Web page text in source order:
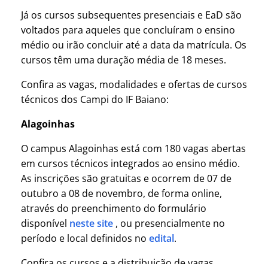
Já os cursos subsequentes presenciais e EaD são
voltados para aqueles que concluíram o ensino
médio ou irão concluir até a data da matrícula. Os
cursos têm uma duração média de 18 meses.
Confira as vagas, modalidades e ofertas de cursos
técnicos dos Campi do IF Baiano:
Alagoinhas
O campus Alagoinhas está com 180 vagas abertas
em cursos técnicos integrados ao ensino médio.
As inscrições são gratuitas e ocorrem de 07 de
outubro a 08 de novembro, de forma online,
através do preenchimento do formulário
disponível neste site , ou presencialmente no
período e local definidos no edital.